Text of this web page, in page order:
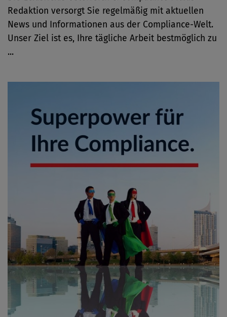
Redaktion versorgt Sie regelmäßig mit aktuellen
News und Informationen aus der Compliance-Welt.
Unser Ziel ist es, Ihre tägliche Arbeit bestmöglich zu
...